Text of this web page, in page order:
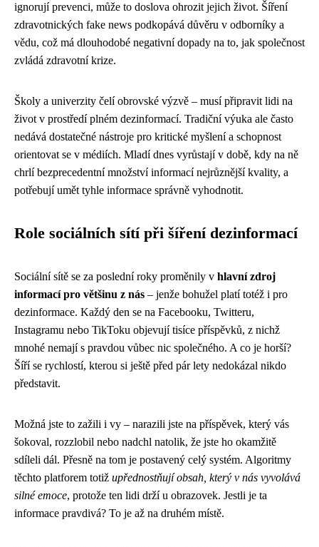
ignorují prevenci, může to doslova ohrozit jejich život. Šíření
zdravotnických fake news podkopává důvěru v odborníky a
vědu, což má dlouhodobé negativní dopady na to, jak společnost
zvládá zdravotní krize.
Školy a univerzity čelí obrovské výzvě – musí připravit lidi na
život v prostředí plném dezinformací. Tradiční výuka ale často
nedává dostatečné nástroje pro kritické myšlení a schopnost
orientovat se v médiích. Mladí dnes vyrůstají v době, kdy na ně
chrlí bezprecedentní množství informací nejrůznější kvality, a
potřebují umět tyhle informace správně vyhodnotit.
Role sociálních sítí při šíření dezinformací
Sociální sítě se za poslední roky proměnily v hlavní zdroj
informací pro většinu z nás – jenže bohužel platí totéž i pro
dezinformace. Každý den se na Facebooku, Twitteru,
Instagramu nebo TikToku objevují tisíce příspěvků, z nichž
mnohé nemají s pravdou vůbec nic společného. A co je horší?
Šíří se rychlostí, kterou si ještě před pár lety nedokázal nikdo
představit.
Možná jste to zažili i vy – narazili jste na příspěvek, který vás
šokoval, rozzlobil nebo nadchl natolik, že jste ho okamžitě
sdíleli dál. Přesně na tom je postavený celý systém. Algoritmy
těchto platforem totiž upřednostňují obsah, který v nás vyvolává
silné emoce, protože ten lidi drží u obrazovek. Jestli je ta
informace pravdivá? To je až na druhém místě.